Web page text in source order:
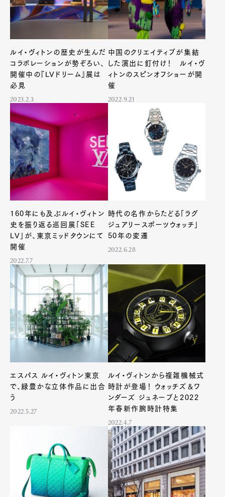
ルイ・ヴィトンの歴史が生んだ
コラボレーションが勢ぞろい、
開催中の『LVドリーム』展は
必見
2023.2.3
中国のクリエイティブが集結
した演出に釘付け！ ルイ・ヴ
ィトンのスピンオフショーが開
催
2022.9.21
160年にも及ぶルイ・ヴィトン
史を振り返る巡回展「SEE
LV」が、東京ミッドタウンにて
開催
2022.7.7
時代の名作からたどる「ラグ
ジュアリースポーツウォッチ」
50年の変遷
2022.6.28
エスパス ルイ・ヴィトン東京
で、緑豊かな立体作品に出合
う
2022.5.27
ルイ・ヴィトンから複雑機械式
時計が登場！ ウォッチズ＆ワ
ンダーズ ジュネーブと2022
年春新作腕時計特集
2022.4.7